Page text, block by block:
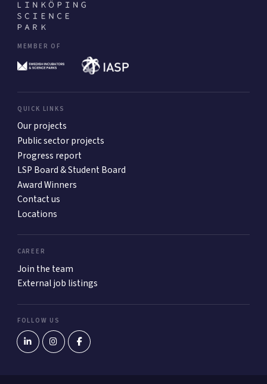
MEMBER OF
QUICK LINKS
Our projects
Public sector projects
Progress report
LSP Board & Student Board
Award Winners
Contact us
Locations
CAREER
Join the team
External job listings
FOLLOW US